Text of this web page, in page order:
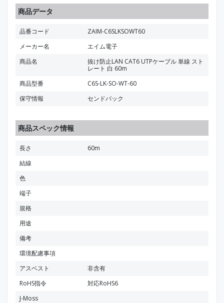
商品データ
品番コード
ZAIM-C6SLKSOWT60
メーカー名
エイム電子
商品名
抜け防止LAN CAT6 UTPケーブル 単線 スト
レート 白 60m
商品型番
C6S-LK-SO-WT-60
保守情報
センドバック
商品スペック情報
長さ
60m
結線
色
端子
規格
用途
備考
環境配慮事項
アスベスト
非含有
RoHS指令
対応RoHS6
J-Moss